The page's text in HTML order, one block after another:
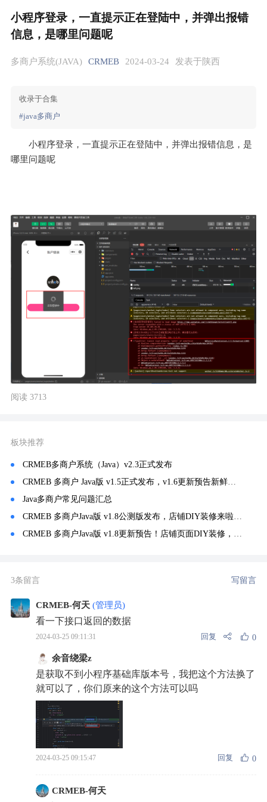
小程序登录，一直提示正在登陆中，并弹出报错
信息，是哪里问题呢
多商户系统(JAVA) CRMEB 2024-03-24 发表于陕西
收录于合集
#java多商户
小程序登录，一直提示正在登陆中，并弹出报错信息，是
哪里问题呢
阅读 3713
板块推荐
CRMEB多商户系统（Java）v2.3正式发布
CRMEB 多商户 Java版 v1.5正式发布，v1.6更新预告新鲜出炉🎉🎉
Java多商户常见问题汇总
CRMEB 多商户Java版 v1.8公测版发布，店铺DIY装修来啦🎨🎨
CRMEB 多商户Java版 v1.8更新预告！店铺页面DIY装修，随你创新！
3条留言 写留言
CRMEB-何天 (管理员)
看一下接口返回的数据
2024-03-25 09:11:31 回复 0
余音绕梁z
是获取不到小程序基础库版本号，我把这个方法换了
就可以了，你们原来的这个方法可以吗
2024-03-25 09:15:47 回复 0
CRMEB-何天